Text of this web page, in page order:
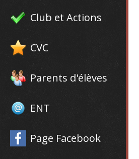
Club et Actions
CVC
Parents d'élèves
ENT
Page Facebook